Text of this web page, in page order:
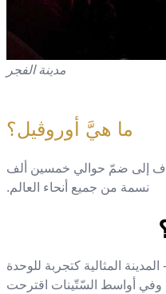
مدينة الفجر
ما هيَّ أوروڨيل؟
إلى ضمّ حوالي خمسين ألف
نسمة من جميع أنحاء العالم.
- المدينة المثالية كتجربة للوحدة
وفي أواسط السّتّينات اقترحت